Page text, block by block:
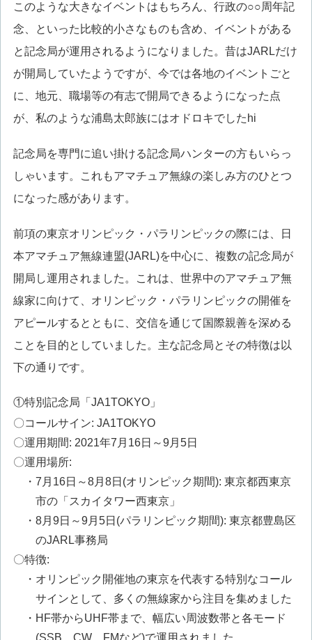
このような大きなイベントはもちろん、行政の○○周年記
念、といった比較的小さなものも含め、イベントがある
と記念局が運用されるようになりました。昔はJARLだけ
が開局していたようですが、今では各地のイベントごと
に、地元、職場等の有志で開局できるようになった点
が、私のような浦島太郎族にはオドロキでしたhi
記念局を専門に追い掛ける記念局ハンターの方もいらっ
しゃいます。これもアマチュア無線の楽しみ方のひとつ
になった感があります。
前項の東京オリンピック・パラリンピックの際には、日
本アマチュア無線連盟(JARL)を中心に、複数の記念局が
開局し運用されました。これは、世界中のアマチュア無
線家に向けて、オリンピック・パラリンピックの開催を
アピールするとともに、交信を通じて国際親善を深める
ことを目的としていました。主な記念局とその特徴は以
下の通りです。
①特別記念局「JA1TOKYO」
〇コールサイン: JA1TOKYO
〇運用期間: 2021年7月16日～9月5日
〇運用場所:
・7月16日～8月8日(オリンピック期間): 東京都西東京
市の「スカイタワー西東京」
・8月9日～9月5日(パラリンピック期間): 東京都豊島区
のJARL事務局
〇特徴:
・オリンピック開催地の東京を代表する特別なコール
サインとして、多くの無線家から注目を集めました
・HF帯からUHF帯まで、幅広い周波数帯と各モード